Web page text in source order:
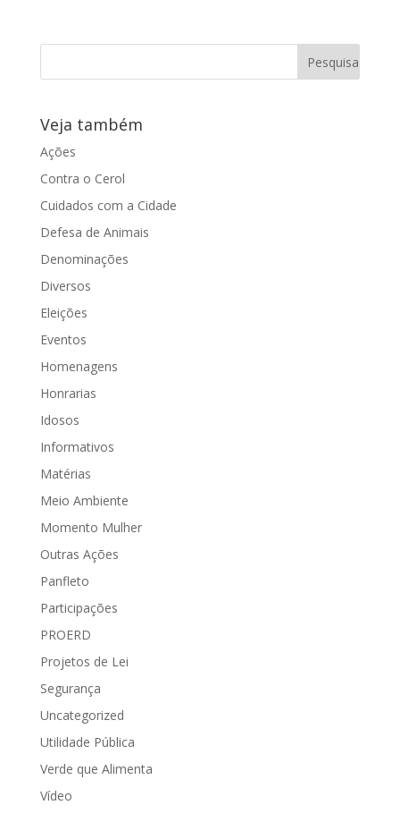
Câmara no
dia 30/09/14
A vereadora Juliana Damus utilizou a
Veja também
Ações
Contra o Cerol
Cuidados com a Cidade
Defesa de Animais
Denominações
Diversos
Eleições
Eventos
Homenagens
Honrarias
Idosos
Informativos
Matérias
Meio Ambiente
Momento Mulher
Outras Ações
Panfleto
Participações
PROERD
Projetos de Lei
Segurança
Uncategorized
Utilidade Pública
Verde que Alimenta
Vídeo